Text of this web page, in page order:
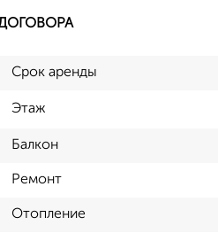
Срок аренды
Этаж
Балкон
Ремонт
Отопление